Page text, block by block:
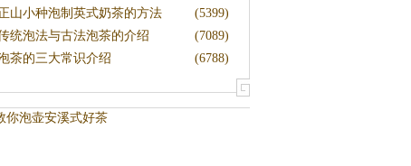
(5399)
山小种泡制英式奶茶的方法
(7089)
统泡法与古法泡茶的介绍
(6788)
茶的三大常识介绍